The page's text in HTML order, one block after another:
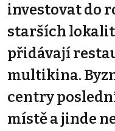
investovat do
starších lokalit
přidávají
multikina.
centry
místě a jinde